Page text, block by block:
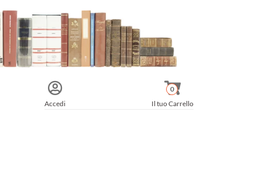
Accedi Il tuo Carrello
0